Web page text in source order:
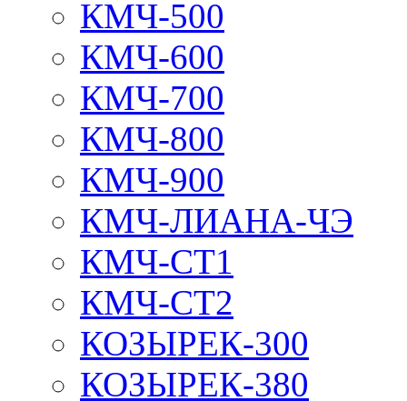
КМЧ-500
КМЧ-600
КМЧ-700
КМЧ-800
КМЧ-900
КМЧ-ЛИАНА-ЧЭ
КМЧ-СТ1
КМЧ-СТ2
КОЗЫРЕК-300
КОЗЫРЕК-380